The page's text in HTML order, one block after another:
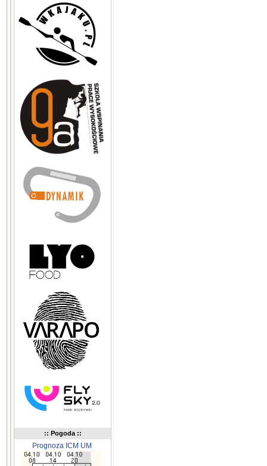
:: Pogoda ::
Prognoza ICM UM